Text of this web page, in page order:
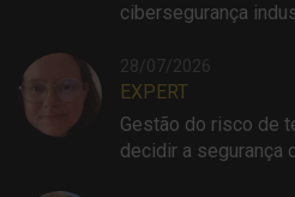
cibersegurança
28/07/2026
EXPERT
Gestão do risco de
decidir a segurança